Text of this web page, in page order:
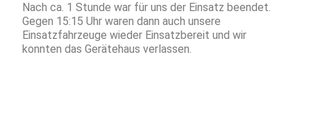
Nach ca. 1 Stunde war für uns der Einsatz beendet.
Gegen 15:15 Uhr waren dann auch unsere
Einsatzfahrzeuge wieder Einsatzbereit und wir
konnten das Gerätehaus verlassen.